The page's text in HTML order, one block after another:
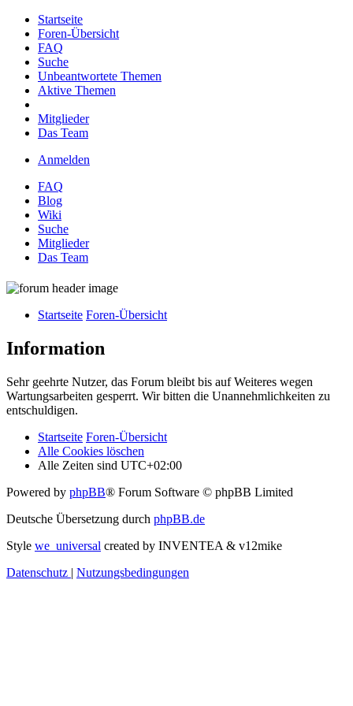
Startseite
Foren-Übersicht
FAQ
Suche
Unbeantwortete Themen
Aktive Themen
Mitglieder
Das Team
Anmelden
FAQ
Blog
Wiki
Suche
Mitglieder
Das Team
Startseite Foren-Übersicht
Information
Sehr geehrte Nutzer, das Forum bleibt bis auf Weiteres wegen
Wartungsarbeiten gesperrt. Wir bitten die Unannehmlichkeiten zu
entschuldigen.
Startseite Foren-Übersicht
Alle Cookies löschen
Alle Zeiten sind UTC+02:00
Powered by phpBB® Forum Software © phpBB Limited
Deutsche Übersetzung durch phpBB.de
Style we_universal created by INVENTEA & v12mike
Datenschutz | Nutzungsbedingungen